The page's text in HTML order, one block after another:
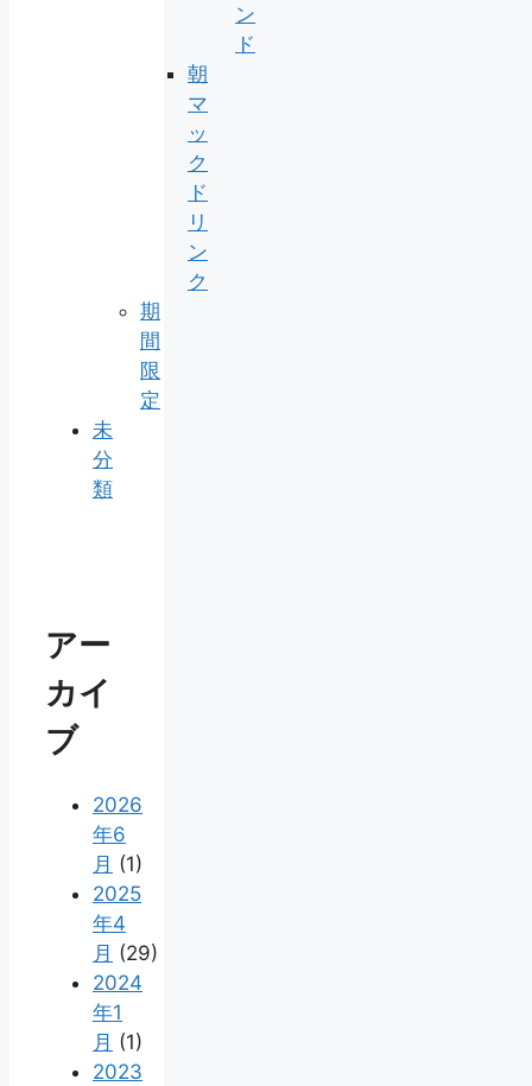
ン
ド
朝
マ
ッ
ク
ド
リ
ン
ク
期
間
限
定
未
分
類
アー
カイ
ブ
2026
年6
月 (1)
2025
年4
月 (29)
2024
年1
月 (1)
2023